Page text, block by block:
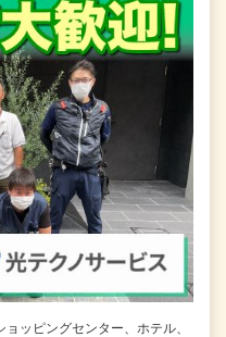
ッピングセンター、ホテル、